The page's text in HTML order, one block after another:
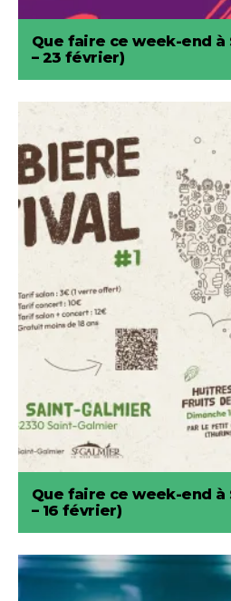
Que faire ce week-end à
– 23 février)
Que faire ce week-end à
– 16 février)